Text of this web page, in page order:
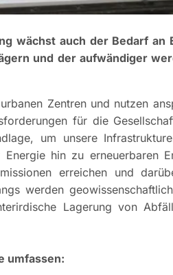
wächst auch der Bedarf
und der aufwändiger
Zentren und nutzen
für die
um unsere
hin zu erneuerbaren
erreichen und
werden
Lagerung von
umfassen: